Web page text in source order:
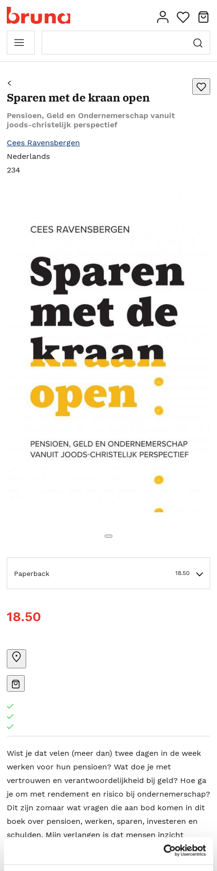
Sparen met de kraan open
Pensioen, Geld en Ondernemerschap vanuit
joods-christelijk perspectief
Cees Ravensbergen
Nederlands
234
Paperback 18.50
18.50
Wist je dat velen (meer dan) twee dagen in de week
werken voor hun pensioen? Wat doe je met
vertrouwen en verantwoordelijkheid bij geld? Hoe ga
je om met rendement en risico bij ondernemerschap?
Dit zijn zomaar wat vragen die aan bod komen in dit
boek over pensioen, werken, sparen, investeren en
schulden. Mijn verlangen is dat mensen inzicht
krijgen in het onderwijs dat de Bijbel geeft over geld.
Dit is van groot belang voor werknemers en